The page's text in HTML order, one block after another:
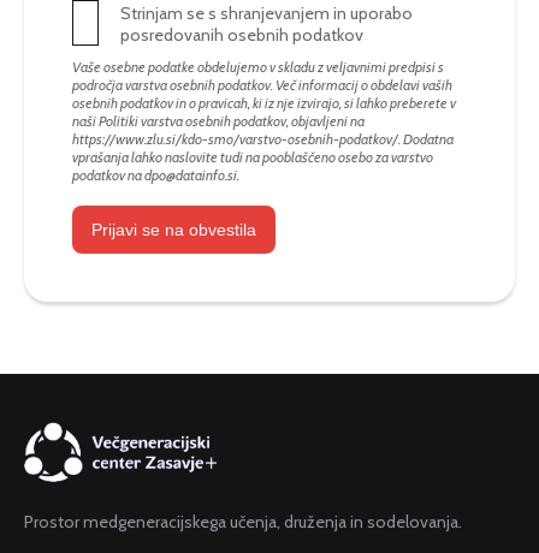
Strinjam se s shranjevanjem in uporabo
posredovanih osebnih podatkov
Vaše osebne podatke obdelujemo v skladu z veljavnimi predpisi s
področja varstva osebnih podatkov. Več informacij o obdelavi vaših
osebnih podatkov in o pravicah, ki iz nje izvirajo, si lahko preberete v
naši Politiki varstva osebnih podatkov, objavljeni na
https://www.zlu.si/kdo-smo/varstvo-osebnih-podatkov/. Dodatna
vprašanja lahko naslovite tudi na pooblaščeno osebo za varstvo
podatkov nadpo@datainfo.si
Prijavi se na obvestila
Prostor medgeneracijskega učenja, druženja in sodelovanja.